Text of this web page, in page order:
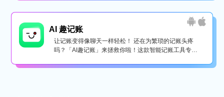
AI 趣记账
让记账变得像聊天一样轻松！ 还在为繁琐的记账头疼
吗？「AI趣记账」来拯救你啦！这款智能记账工具专为